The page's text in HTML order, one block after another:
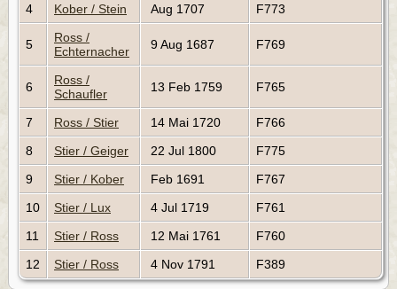
4 Kober / Stein Aug 1707 F773
5
Ross /
Echternacher
9 Aug 1687 F769
6
Ross /
Schaufler
13 Feb 1759 F765
7 Ross / Stier 14 Mai 1720
F766
8
Stier / Geiger 22 Jul 1800
F775
9
Stier / Kober Feb 1691
F767
10
Stier / Lux 4 Jul 1719
F761
11
Stier / Ross 12 Mai 1761
F760
12
Stier / Ross 4 Nov 1791 F389